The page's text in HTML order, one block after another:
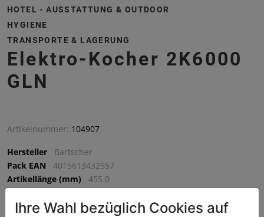
HOTEL - AUSSTATTUNG & OUTDOOR
HYGIENE
TRANSPORTE & LAGERUNG
Elektro-Kocher 2K6000
GLN
Artikelnummer: 104907
Hersteller
Bartscher
Pack EAN
4015613432557
Artikellänge (mm)
455.0
Artikelhöhe (mm)
120.0
Ihre Wahl bezüglich Cookies auf